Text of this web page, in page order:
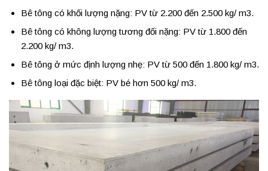
Bê tông có khối lượng nặng: PV từ 2.200 đến 2.500 kg/ m3.
Bê tông có không lượng tương đối nặng: PV từ 1.800 đến
2.200 kg/ m3.
Bê tông ở mức định lượng nhẹ: PV từ 500 đến 1.800 kg/ m3.
Bê tông loại đặc biệt: PV bé hơn 500 kg/ m3.